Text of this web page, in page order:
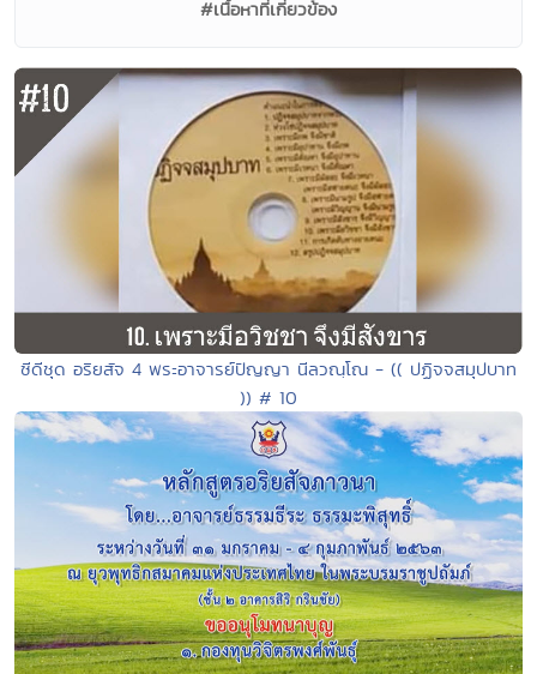
#เนื้อหาที่เกี่ยวข้อง
ซีดีชุด อริยสัจ 4 พระอาจารย์ปัญญา นีลวณฺโณ - (( ปฏิจจสมุปบาท
)) # 10